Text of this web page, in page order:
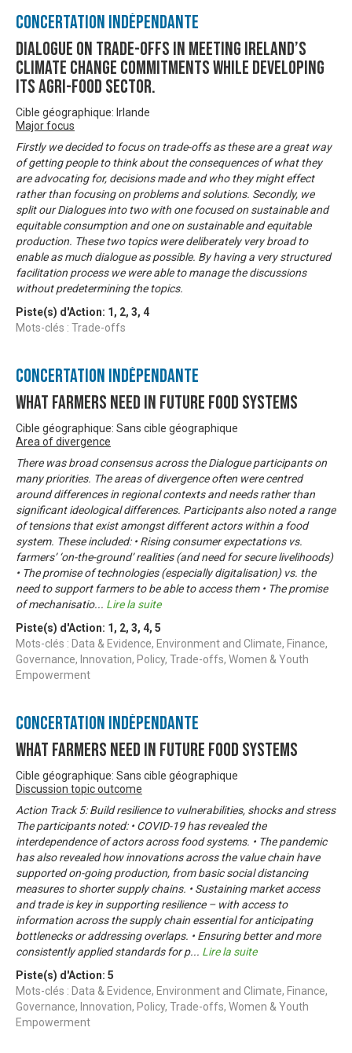
Concertation Indépendante
Dialogue on trade-offs in meeting Ireland’s
climate change commitments while developing
its agri-food sector.
Cible géographique: Irlande
Major focus
Firstly we decided to focus on trade-offs as these are a great way
of getting people to think about the consequences of what they
are advocating for, decisions made and who they might effect
rather than focusing on problems and solutions. Secondly, we
split our Dialogues into two with one focused on sustainable and
equitable consumption and one on sustainable and equitable
production. These two topics were deliberately very broad to
enable as much dialogue as possible. By having a very structured
facilitation process we were able to manage the discussions
without predetermining the topics.
Piste(s) d'Action: 1 , 2, 3, 4
Mots-clés : Trade-offs
Concertation Indépendante
What Farmers Need in Future Food Systems
Cible géographique: Sans cible géographique
Area of divergence
There was broad consensus across the Dialogue participants on
many priorities. The areas of divergence often were centred
around differences in regional contexts and needs rather than
significant ideological differences. Participants also noted a range
of tensions that exist amongst different actors within a food
system. These included: • Rising consumer expectations vs.
farmers’ ‘on-the-ground’ realities (and need for secure livelihoods)
• The promise of technologies (especially digitalisation) vs. the
need to support farmers to be able to access them • The promise
of mechanisatio... Lire la suite
Piste(s) d'Action: 1 , 2, 3, 4, 5
Mots-clés : Data & Evidence, Environment and Climate, Finance,
Governance, Innovation, Policy, Trade-offs, Women & Youth
Empowerment
Concertation Indépendante
What Farmers Need in Future Food Systems
Cible géographique: Sans cible géographique
Discussion topic outcome
Action Track 5: Build resilience to vulnerabilities, shocks and stress
The participants noted: • COVID-19 has revealed the
interdependence of actors across food systems. • The pandemic
has also revealed how innovations across the value chain have
supported on-going production, from basic social distancing
measures to shorter supply chains. • Sustaining market access
and trade is key in supporting resilience – with access to
information across the supply chain essential for anticipating
bottlenecks or addressing overlaps. • Ensuring better and more
consistently applied standards for p... Lire la suite
Piste(s) d'Action: 5
Mots-clés : Data & Evidence, Environment and Climate, Finance,
Governance, Innovation, Policy, Trade-offs, Women & Youth
Empowerment